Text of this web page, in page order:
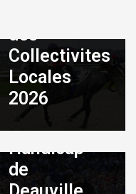
des
Collectivites
Locales
2026
Août 7, 2026 | By
ADMIN
Pronostic
quinté
gratuit
Handicap
de
Août 5, 2026
By